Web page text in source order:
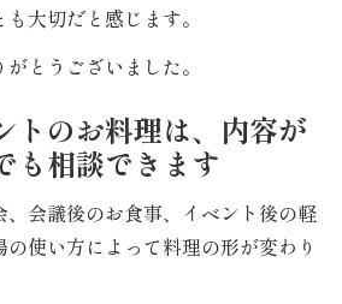
大切だと感じます。
とうございました。
トのお料理は、内容が
も相談できます
会議後のお食事、イベント後の軽
使い方によって料理の形が変わり